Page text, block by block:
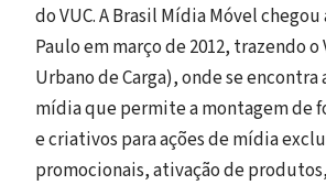
do VUC. A Brasil Mídia Móvel chegou
Paulo em março de 2012, trazendo o
Urbano de Carga), onde se
mídia que permite a montagem de
e criativos para ações de mídia
promocionais, ativação de